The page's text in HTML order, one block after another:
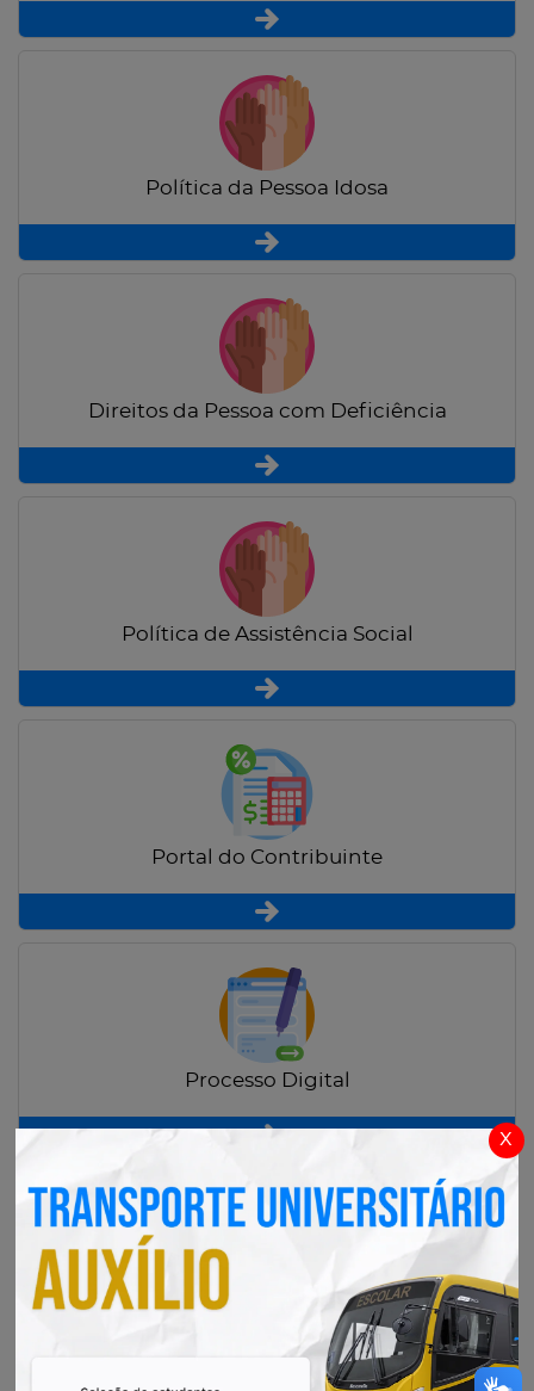
x
Política da Pessoa Idosa
Direitos da Pessoa com Deficiência
Política de Assistência Social
Portal do Contribuinte
Processo Digital
Radar Transparência Pública